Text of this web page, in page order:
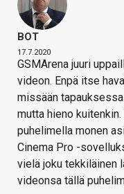
BOT
17.7.2020
GSMArena juuri
videon. Enpä itse
missään
mutta hieno
puhelimella monen
Cinema Pro -
vielä joku tekkiläinen
videonsa tällä